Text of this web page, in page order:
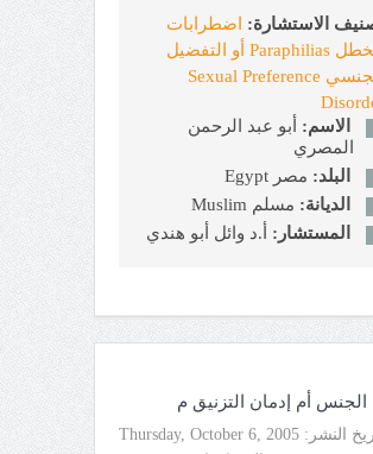
الاستشارة: اضطرابات
الخطل Paraphilias أو التفضيل
الجنسي Sexual Preference
الاسم: أبو عبد الرحمن
المصري
البلد: مصر Egypt
الديانة: مسلم Muslim
المستشار: أ.د وائل أبو هندي
الجنس أم إدمان التزنيق م
النشر: Thursday, October 6, 2005